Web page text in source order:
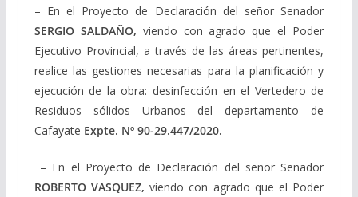
– En el Proyecto de Declaración del señor Senador
SERGIO SALDAÑO, viendo con agrado que el Poder
Ejecutivo Provincial, a través de las áreas pertinentes,
realice las gestiones necesarias para la planificación y
ejecución de la obra: desinfección en el Vertedero de
Residuos sólidos Urbanos del departamento de
Cafayate Expte. Nº 90-29.447/2020.
– En el Proyecto de Declaración del señor Senador
ROBERTO VASQUEZ,viendo con agrado que el Poder